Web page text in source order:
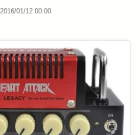
2016/01/12 00:00